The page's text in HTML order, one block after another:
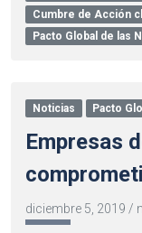
Cumbre de Acción
Pacto Global de las
Noticias Pacto
Empresas
diciembre 5, 2019 /